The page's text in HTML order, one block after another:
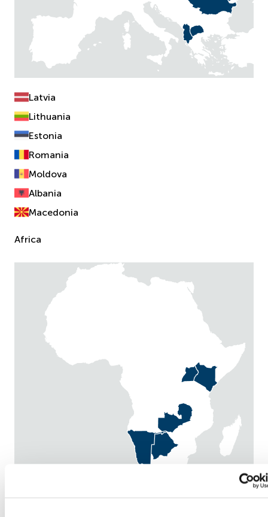
Latvia
Lithuania
Estonia
Romania
Moldova
Albania
Macedonia
Africa